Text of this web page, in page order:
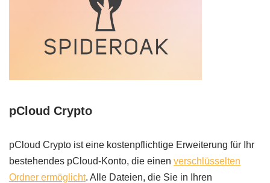
pCloud Crypto
pCloud Crypto ist eine kostenpflichtige Erweiterung für Ihr
bestehendes pCloud-Konto, die einen verschlüsselten
Ordner ermöglicht. Alle Dateien, die Sie in Ihren